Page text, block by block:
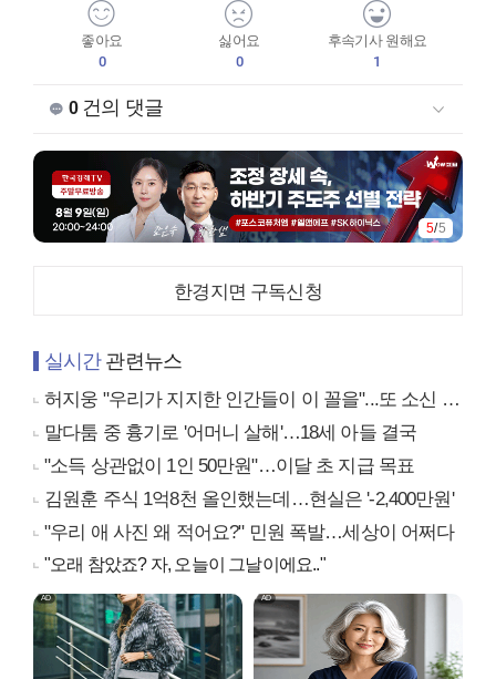
좋아요
0
싫어요
0
후속기사 원해요
1
0건의 댓글
1/5
한경지면 구독신청
실시간관련뉴스
허지웅 "우리가 지지한 인간들이 이 꼴을"...또 소신 발언
말다툼 중 흉기로 '어머니 살해'…18세 아들 결국
"소득 상관없이 1인 50만원"…이달 초 지급 목표
김원훈 주식 1억8천 올인했는데…현실은 '-2,400만원'
"우리 애 사진 왜 적어요?" 민원 폭발…세상이 어쩌다
"오래 참았죠? 자, 오늘이 그날이에요.."